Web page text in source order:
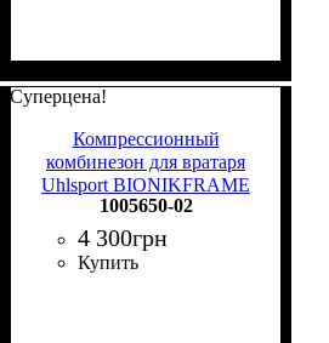
Суперцена!
Компрессионный
комбинезон для вратаря
Uhlsport BIONIKFRAME
LONGSUIT BLACK
EDITION черный 1005650
02
1005650-02
4 300грн
Купить